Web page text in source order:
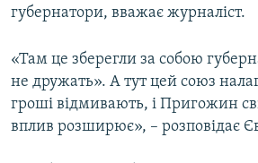
губернатори, вважає журналіст.
«Там це зберегли за собою
не дружать». А тут цей союз
гроші відмивають, і Пригожин
вплив розширює», – розповідає